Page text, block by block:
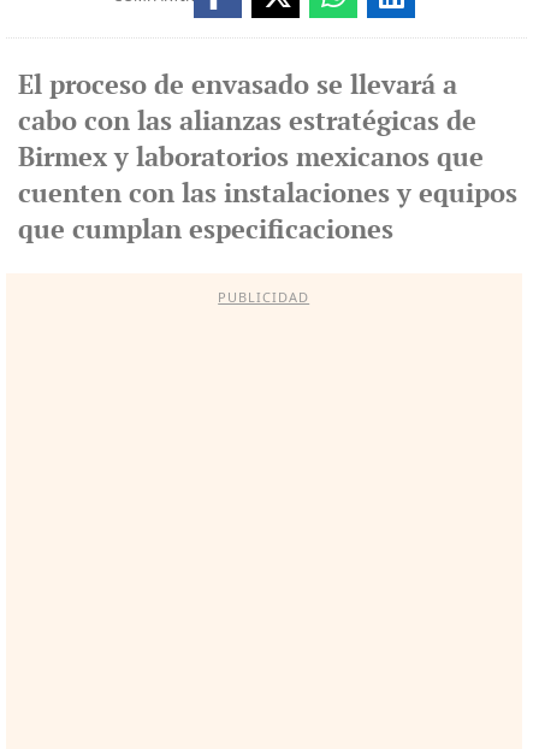
El proceso de envasado se llevará a
cabo con las alianzas estratégicas de
Birmex y laboratorios mexicanos que
cuenten con las instalaciones y equipos
que cumplan especificaciones
PUBLICIDAD